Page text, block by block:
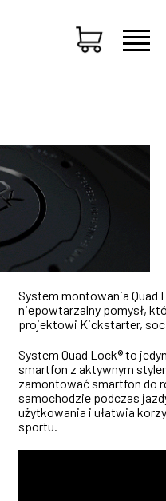
System montowania Quad
niepowtarzalny pomysł,
projektowi Kickstarter,
System Quad Lock® to
smartfon z aktywnym
zamontować smartfon do
samochodzie podczas
użytkowania i ułatwia
sportu.